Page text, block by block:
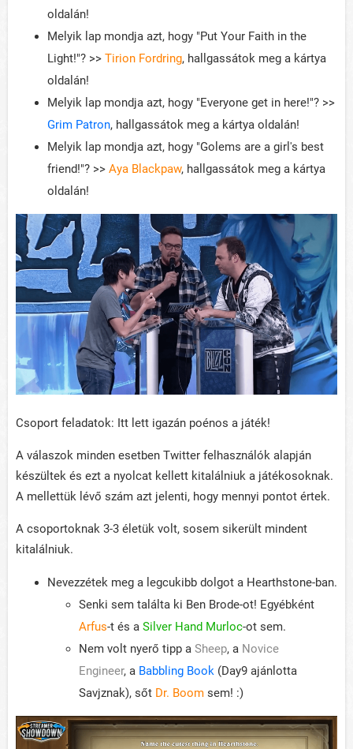
oldalán!
Melyik lap mondja azt, hogy "Put Your Faith in the
Light!"? >> Tirion Fordring, hallgassátok meg a kártya
oldalán!
Melyik lap mondja azt, hogy "Everyone get in here!"? >>
Grim Patron, hallgassátok meg a kártya oldalán!
Melyik lap mondja azt, hogy "Golems are a girl's best
friend!"? >> Aya Blackpaw, hallgassátok meg a kártya
oldalán!
Csoport feladatok: Itt lett igazán poénos a játék!
A válaszok minden esetben Twitter felhasználók alapján
készültek és ezt a nyolcat kellett kitalálniuk a játékosoknak.
A mellettük lévő szám azt jelenti, hogy mennyi pontot értek.
A csoportoknak 3-3 életük volt, sosem sikerült mindent
kitalálniuk.
Nevezzétek meg a legcukibb dolgot a Hearthstone-ban.
Senki sem találta ki Ben Brode-ot! Egyébként
Arfus-t és a Silver Hand Murloc-ot sem.
Nem volt nyerő tipp a Sheep, a Novice
Engineer, a Babbling Book (Day9 ajánlotta
Savjznak), sőt Dr. Boom sem! :)